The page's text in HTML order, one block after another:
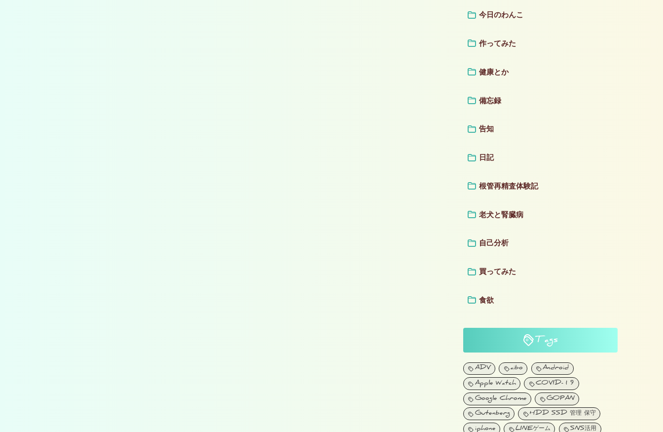
今日のわんこ
作ってみた
健康とか
備忘録
告知
日記
根管再精査体験記
老犬と腎臓病
自己分析
買ってみた
食欲
Tags
ADV aibo Android
Apple Watch COVID-19
Google Chrome GOPAN
Gutenberg HDD SSD 管理 保守
iphone LINEゲーム SNS活用